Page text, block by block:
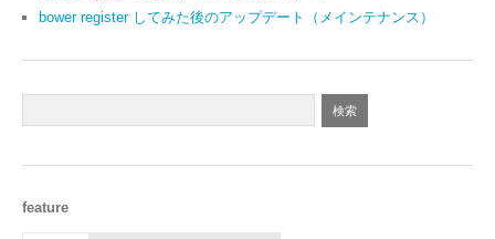
bower register してみた後のアップデート（メインテナンス）
feature